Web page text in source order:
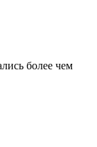
более чем